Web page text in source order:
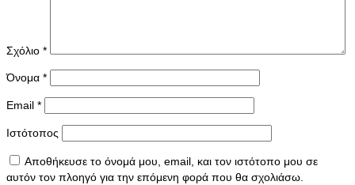
Σχόλιο *
Όνομα *
Email *
Ιστότοπος
Αποθήκευσε το όνομά μου, email, και τον ιστότοπο μου σε
αυτόν τον πλοηγό για την επόμενη φορά που θα σχολιάσω.